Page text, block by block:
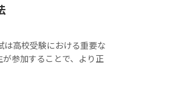
は高校受験における重要な
参加することで、より正